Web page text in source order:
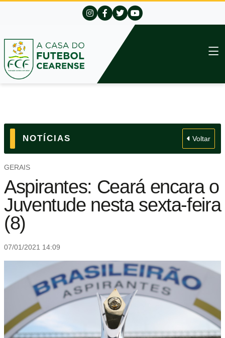
NOTÍCIAS Voltar
GERAIS
Aspirantes: Ceará encara o
Juventude nesta sexta-feira
(8)
07/01/2021 14:09